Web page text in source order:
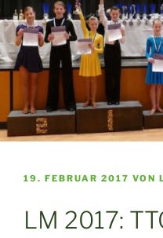
VERÖFFENTLICHT
19. FEBRUAR 2017 VON
LM 2017: